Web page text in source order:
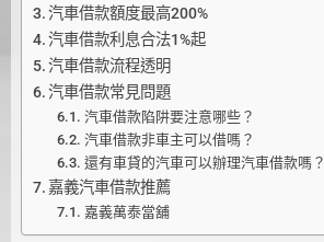
汽車借款額度最高200%
汽車借款利息合法1%起
汽車借款流程透明
汽車借款常見問題
汽車借款陷阱要注意哪些？
汽車借款非車主可以借嗎？
還有車貸的汽車可以辦理汽車借款嗎？
嘉義汽車借款推薦
嘉義萬泰當舖